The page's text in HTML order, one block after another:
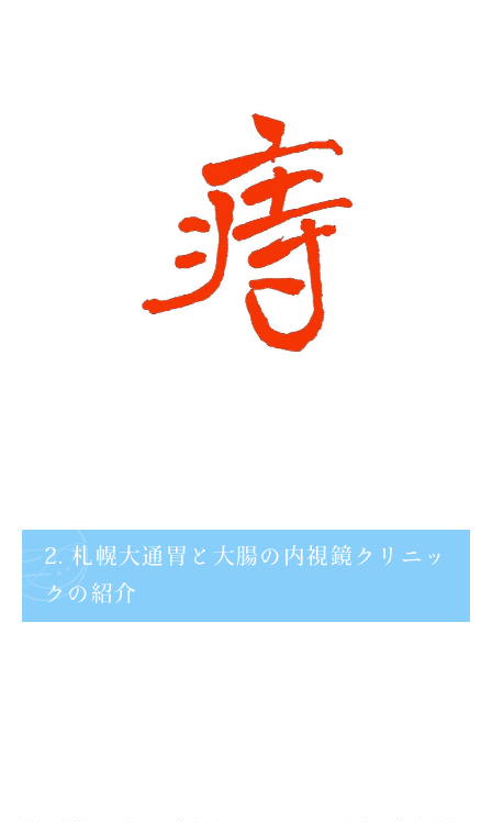
2. 札幌大通胃と大腸の内視鏡クリニッ
クの紹介